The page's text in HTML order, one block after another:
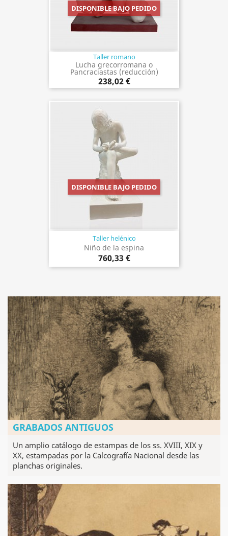
Taller romano
Lucha grecorromana o
Pancraciastas (reducción)
238,02 €
DISPONIBLE BAJO PEDIDO
Taller helénico
Niño de la espina
760,33 €
DISPONIBLE BAJO PEDIDO
GRABADOS ANTIGUOS
Un amplio catálogo de estampas de los ss. XVIII, XIX y
XX, estampadas por la Calcografía Nacional desde las
planchas originales.